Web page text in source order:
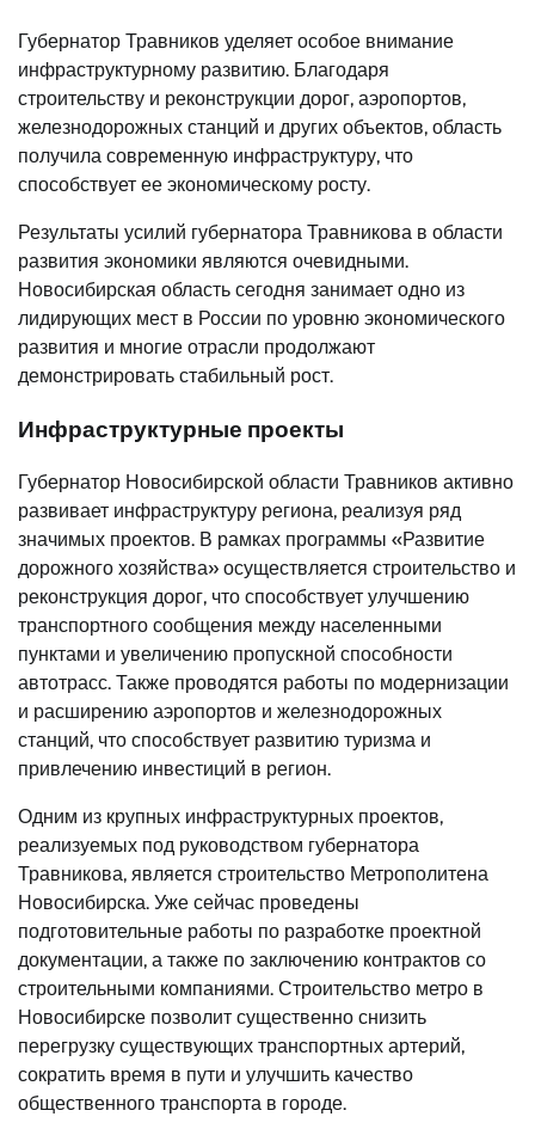
Губернатор Травников уделяет особое внимание
инфраструктурному развитию. Благодаря
строительству и реконструкции дорог, аэропортов,
железнодорожных станций и других объектов, область
получила современную инфраструктуру, что
способствует ее экономическому росту.
Результаты усилий губернатора Травникова в области
развития экономики являются очевидными.
Новосибирская область сегодня занимает одно из
лидирующих мест в России по уровню экономического
развития и многие отрасли продолжают
демонстрировать стабильный рост.
Инфраструктурные проекты
Губернатор Новосибирской области Травников активно
развивает инфраструктуру региона, реализуя ряд
значимых проектов. В рамках программы «Развитие
дорожного хозяйства» осуществляется строительство и
реконструкция дорог, что способствует улучшению
транспортного сообщения между населенными
пунктами и увеличению пропускной способности
автотрасс. Также проводятся работы по модернизации
и расширению аэропортов и железнодорожных
станций, что способствует развитию туризма и
привлечению инвестиций в регион.
Одним из крупных инфраструктурных проектов,
реализуемых под руководством губернатора
Травникова, является строительство Метрополитена
Новосибирска. Уже сейчас проведены
подготовительные работы по разработке проектной
документации, а также по заключению контрактов со
строительными компаниями. Строительство метро в
Новосибирске позволит существенно снизить
перегрузку существующих транспортных артерий,
сократить время в пути и улучшить качество
общественного транспорта в городе.